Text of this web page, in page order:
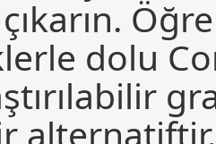
dolu
alternatiftir.